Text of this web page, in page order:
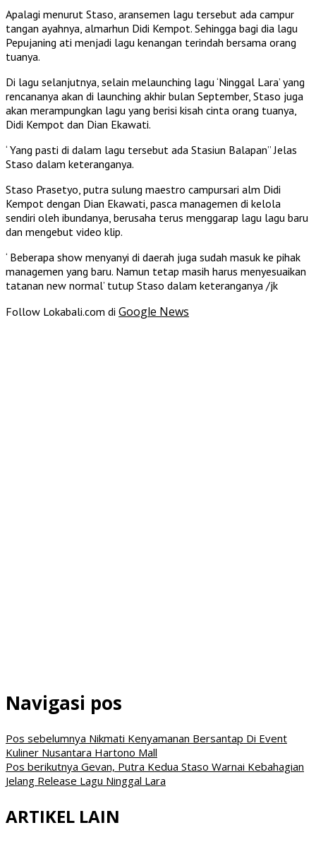
Apalagi menurut Staso, aransemen lagu tersebut ada campur
tangan ayahnya, almarhun Didi Kempot. Sehingga bagi dia lagu
Pepujaning ati menjadi lagu kenangan terindah bersama orang
tuanya.
Di lagu selanjutnya, selain melaunching lagu ‘Ninggal Lara’ yang
rencananya akan di launching akhir bulan September, Staso juga
akan merampungkan lagu yang berisi kisah cinta orang tuanya,
Didi Kempot dan Dian Ekawati.
‘ Yang pasti di dalam lagu tersebut ada Stasiun Balapan” Jelas
Staso dalam keteranganya.
Staso Prasetyo, putra sulung maestro campursari alm Didi
Kempot dengan Dian Ekawati, pasca managemen di kelola
sendiri oleh ibundanya, berusaha terus menggarap lagu lagu baru
dan mengebut video klip.
‘ Beberapa show menyanyi di daerah juga sudah masuk ke pihak
managemen yang baru. Namun tetap masih harus menyesuaikan
tatanan new normal’ tutup Staso dalam keteranganya /jk
Follow Lokabali.com di Google News
Navigasi pos
Pos sebelumnya Nikmati Kenyamanan Bersantap Di Event
Kuliner Nusantara Hartono Mall
Pos berikutnya Gevan, Putra Kedua Staso Warnai Kebahagian
Jelang Release Lagu Ninggal Lara
ARTIKEL LAIN